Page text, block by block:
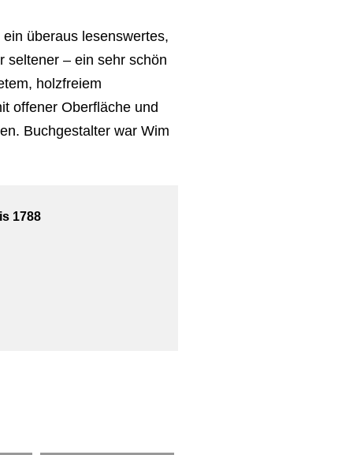
überaus lesenswertes,
seltener – ein sehr schön
holzfreiem
offener Oberfläche und
Buchgestalter war Wim
1788